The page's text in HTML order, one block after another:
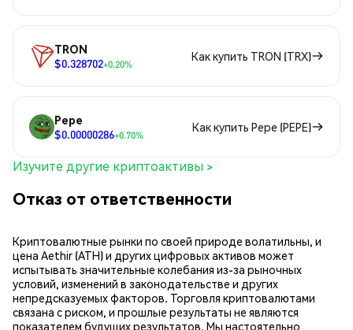
TRON
$0.328702+0.20%
Как купить TRON (TRX)
Pepe
$0.00000286+0.70%
Как купить Pepe (PEPE)
Изучите другие криптоактивы >
Отказ от ответственности
Криптовалютные рынки по своей природе волатильны, и
цена Aethir (ATH) и других цифровых активов может
испытывать значительные колебания из-за рыночных
условий, изменений в законодательстве и других
непредсказуемых факторов. Торговля криптовалютами
связана с риском, и прошлые результаты не являются
показателем будущих результатов. Мы настоятельно